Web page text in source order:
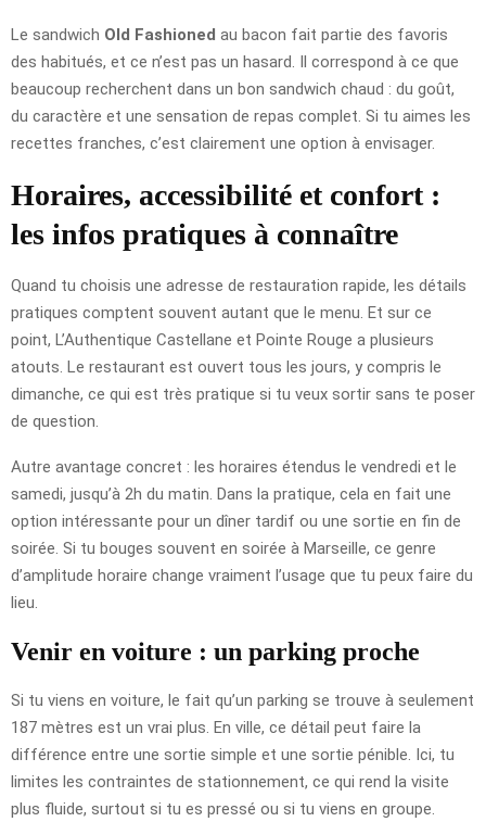
Le sandwich Old Fashioned au bacon fait partie des favoris
des habitués, et ce n’est pas un hasard. Il correspond à ce que
beaucoup recherchent dans un bon sandwich chaud : du goût,
du caractère et une sensation de repas complet. Si tu aimes les
recettes franches, c’est clairement une option à envisager.
Horaires, accessibilité et confort :
les infos pratiques à connaître
Quand tu choisis une adresse de restauration rapide, les détails
pratiques comptent souvent autant que le menu. Et sur ce
point, L’Authentique Castellane et Pointe Rouge a plusieurs
atouts. Le restaurant est ouvert tous les jours, y compris le
dimanche, ce qui est très pratique si tu veux sortir sans te poser
de question.
Autre avantage concret : les horaires étendus le vendredi et le
samedi, jusqu’à 2h du matin. Dans la pratique, cela en fait une
option intéressante pour un dîner tardif ou une sortie en fin de
soirée. Si tu bouges souvent en soirée à Marseille, ce genre
d’amplitude horaire change vraiment l’usage que tu peux faire du
lieu.
Venir en voiture : un parking proche
Si tu viens en voiture, le fait qu’un parking se trouve à seulement
187 mètres est un vrai plus. En ville, ce détail peut faire la
différence entre une sortie simple et une sortie pénible. Ici, tu
limites les contraintes de stationnement, ce qui rend la visite
plus fluide, surtout si tu es pressé ou si tu viens en groupe.